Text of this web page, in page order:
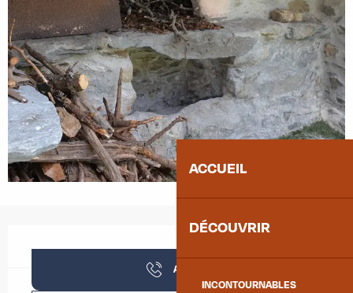
ACCUEIL
DÉCOUVRIR
INCONTOURNABLES
Appeler